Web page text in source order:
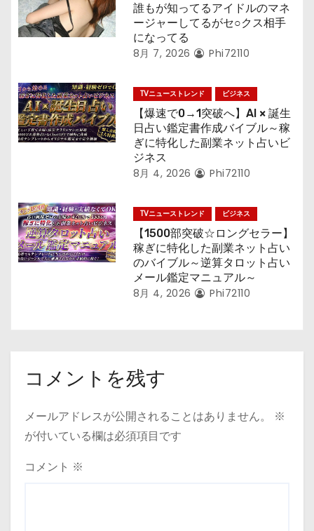
誰もが知ってるアイドルのマネ
ージャーしてるがセ○クス相手
になってる
8月 7, 2026 Phi72110
TVニューストレンド ビジネス
【爆速で0→1突破へ】AI × 誕生
日占い鑑定書作成バイブル～稼
ぎに特化した副業ネット占いビ
ジネス
8月 4, 2026 Phi72110
TVニューストレンド ビジネス
【1500部突破☆ロングセラー】
稼ぎに特化した副業ネット占い
のバイブル～逆算タロット占い
メール鑑定マニュアル～
8月 4, 2026 Phi72110
コメントを残す
メールアドレスが公開されることはありません。
※
が付いている欄は必須項目です
コメント ※